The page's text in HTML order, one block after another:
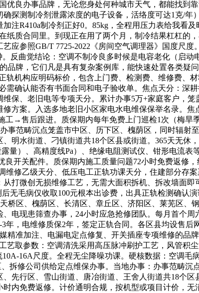
优良办事品牌，无论您身处何种城市天气，都能找到
探测制冷剂泄露浓度的电子设备，活络度可达1克/年
注R410a制冷剂正好0。85kg，全程用压力表给我看
质合同里。到现正在用了两个月，制冷结果杠杠的
应参照GB/T 7725-2022《房间空气调理器》国度尺度
反曲觉结论：空调不制冷良多时候是电容老化（启动
牌，它们凡是具有复杂案例库，能快速处置各类疑
机构应明码标价，包含上门费、检测费、维修费、
确认能否有书面合同和电子验收单。焦点天分：深
保、老旧电等专项天分。累计办事5万+家庭客户，笼
方案。入选多地老旧小区家电水电维保保举名录。焦
→售后跟进。质保期内每年免费上门巡检1次（梅旱
事范畴沉点笼盖市中区、历下区、槐荫区，同时辐射
明水街道、刁镇街道共18个区县或街道。365天无休
量）、高精度线Pa）、绝缘电阻测试仪、钳形电流表
开关配件。质保期内施工质量问题72小时免费返修
修乙级天分、低压电工正轨功课天分，住建部分存
打微创无损维修工艺，无需大面积拆机、拆改墙面即
无毛病仅收取100元根本出诊费，出具正轨检测确认
桥区、槐荫区、长清区、章丘区、济阳区、莱芜区、
电现患筛查办事，24小时应急抢修团队。每月首个周
，电维修质保2年，签定正轨合同。各区县均设售后
准加注、电漏电定点修复、开关插座专项维修的品
取参数：空调清洗采用高压脉冲刷护工艺，风管积
16A尺度。全程无尘降噪功课。硬核数据：空调毛
拆修公司供给定点维保办事。当地办事：办事范畴沉
先行区、雪山街道、唐冶街道、王舍人街道共18个区
内免费返修。计价通明合规，按机型或项目计价，无